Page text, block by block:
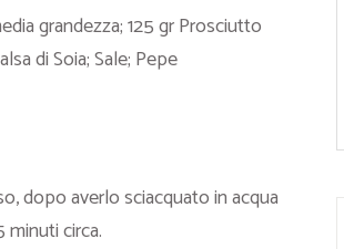
grandezza; 125 gr Prosciutto
di Soia; Sale; Pepe
dopo averlo sciacquato in acqua
circa.